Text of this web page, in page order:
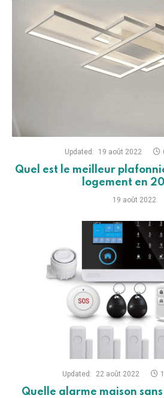
Updated: 19 août 2022
Quel est le meilleur
logement en
19 août 2022
Updated: 22 août 2022
Quelle alarme maison